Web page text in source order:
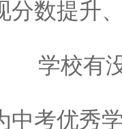
分数提升
学校有
考优秀学